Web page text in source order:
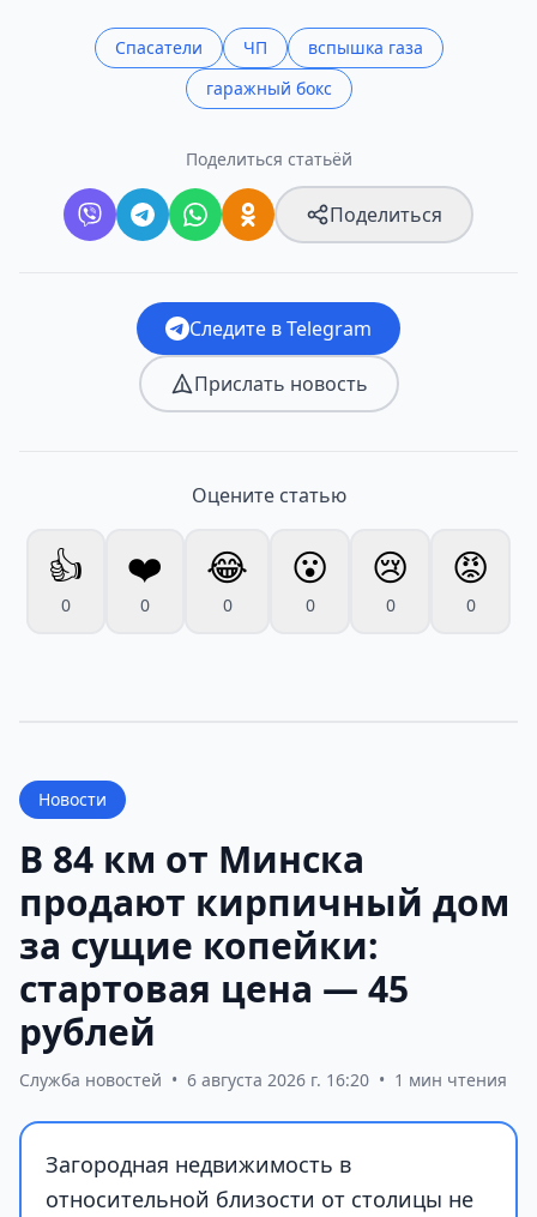
Спасатели ЧП
вспышка газа
гаражный бокс
Поделиться статьёй
Поделиться
Следите в Telegram
Прислать новость
Оцените статью
👍
0
❤️
0
😂
0
😮
0
😢
0
😡
0
Новости
В 84 км от Минска
продают кирпичный дом
за сущие копейки:
стартовая цена — 45
рублей
Служба новостей • 6 августа 2026 г. 16:20 • 1 мин чтения
Загородная недвижимость в
относительной близости от столицы не